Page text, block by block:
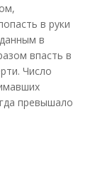
в руки
в
впасть в
Число
превышало